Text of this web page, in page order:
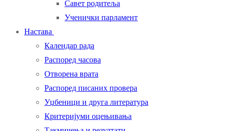
Савет родитеља
Ученички парламент
Настава
Календар рада
Распоред часова
Отворена врата
Распоред писаних провера
Уџбеници и друга литература
Критеријуми оцењивања